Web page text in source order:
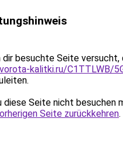
dir besuchte Seite versucht,
kalitki.ru/C1TTLWB/
diese Seite nicht besuchen
Seite zurückkehren.